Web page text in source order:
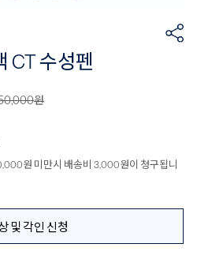
CT 수성펜
원
원 미만시 배송비 3,000원이 청구됩니
및 각인 신청